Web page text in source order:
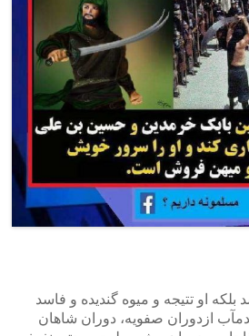
او تتیجه و میوه گندیده و فاسد
ازدوران صفویه، دوران شاهان